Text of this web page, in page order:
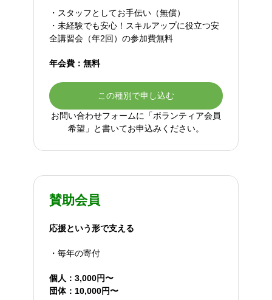
・スタッフとしてお手伝い（無償）
・未経験でも安心！スキルアップに役立つ安
全講習会（年2回）の参加費無料
年会費：無料
この種別で申し込む
お問い合わせフォームに「ボランティア会員
希望」と書いてお申込みください。
賛助会員
応援という形で支える
・毎年の寄付
個人：3,000円〜
団体：10,000円〜